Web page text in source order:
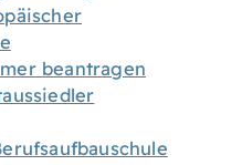
beantragen